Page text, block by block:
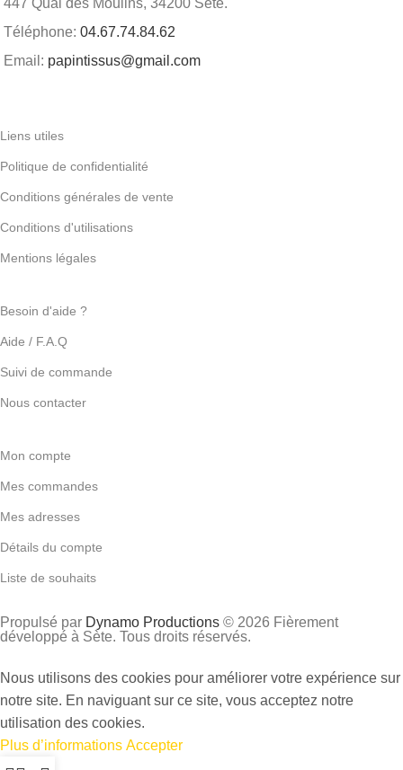
Téléphone: 04.67.74.84.62
Email: papintissus@gmail.com
Liens utiles
Politique de confidentialité
Conditions générales de vente
Conditions d'utilisations
Mentions légales
Besoin d'aide ?
Aide / F.A.Q
Suivi de commande
Nous contacter
Mon compte
Mes commandes
Mes adresses
Détails du compte
Liste de souhaits
Propulsé par Dynamo Productions © 2026 Fièrement
développé à Sète. Tous droits réservés.
Nous utilisons des cookies pour améliorer votre expérience sur
notre site. En naviguant sur ce site, vous acceptez notre
utilisation des cookies.
Plus d’informations Accepter